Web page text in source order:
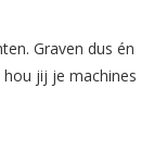
Graven dus én
jij je machines